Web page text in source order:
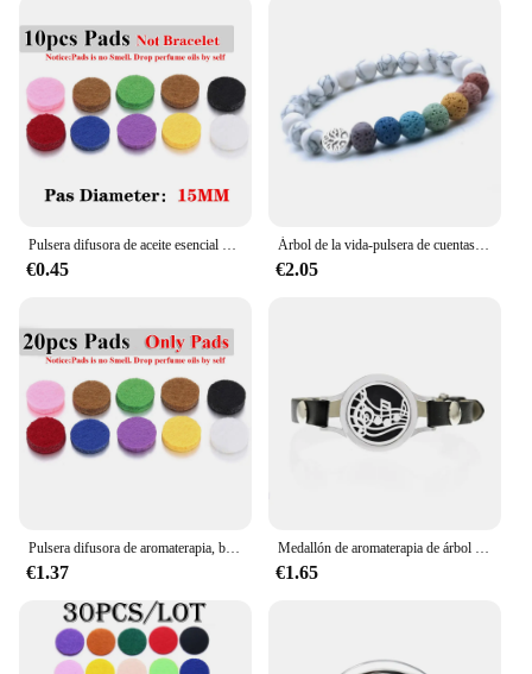
choice for vendors and suppliers. It's a set that can
be sold individually or as a complete set, catering to
various preferences and needs. The bracelet's
design and functionality make it a unique and
memorable gift that can be appreciated by anyone
seeking a blend of style and aromatherapy.
Pulsera difusora de aceite esencial de Perfume, cadena ajustable, medallón abierto, pulsera de aromaterapia, pulsera difusora de Aroma de árbol de la vida
€0.45
Árbol de la vida-pulsera de cuentas de piedra de Lava de siete Chakras, difusor de aceite esencial de aromaterapia, joyería de Yoga, bricolaje, 8mm
€2.05
Pulsera difusora de aromaterapia, brazalete con Aroma de árbol, Perfume, aceite esencial, medallón, novedad de 2023
€1.37
Medallón de aromaterapia de árbol de la vida, pulsera envolvente de 25mm, difusor de aceite esencial, medallón de PU, 7 colores a elegir
€1.65